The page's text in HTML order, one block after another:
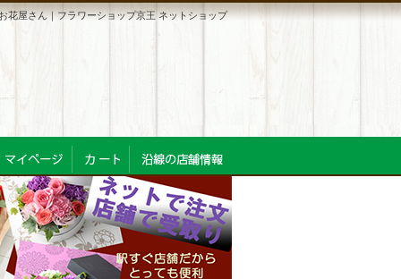
花屋さん｜フラワーショップ京王 ネットショップ